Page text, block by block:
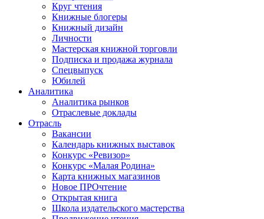
Круг чтения
Книжные блогеры
Книжный дизайн
Личности
Мастерская книжной торговли
Подписка и продажа журнала
Спецвыпуск
Юбилей
Аналитика
Аналитика рынков
Отраслевые доклады
Отрасль
Вакансии
Календарь книжных выставок
Конкурс «Ревизор»
Конкурс «Малая Родина»
Карта книжных магазинов
Новое ПРОчтение
Открытая книга
Школа издательского мастерства